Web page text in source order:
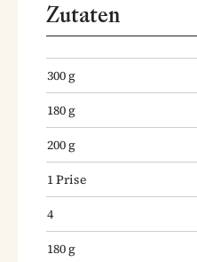
Zutaten
300g
180g
200g
1Prise
4
180g